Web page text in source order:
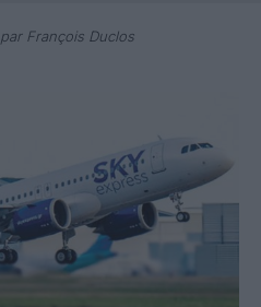
par François Duclos